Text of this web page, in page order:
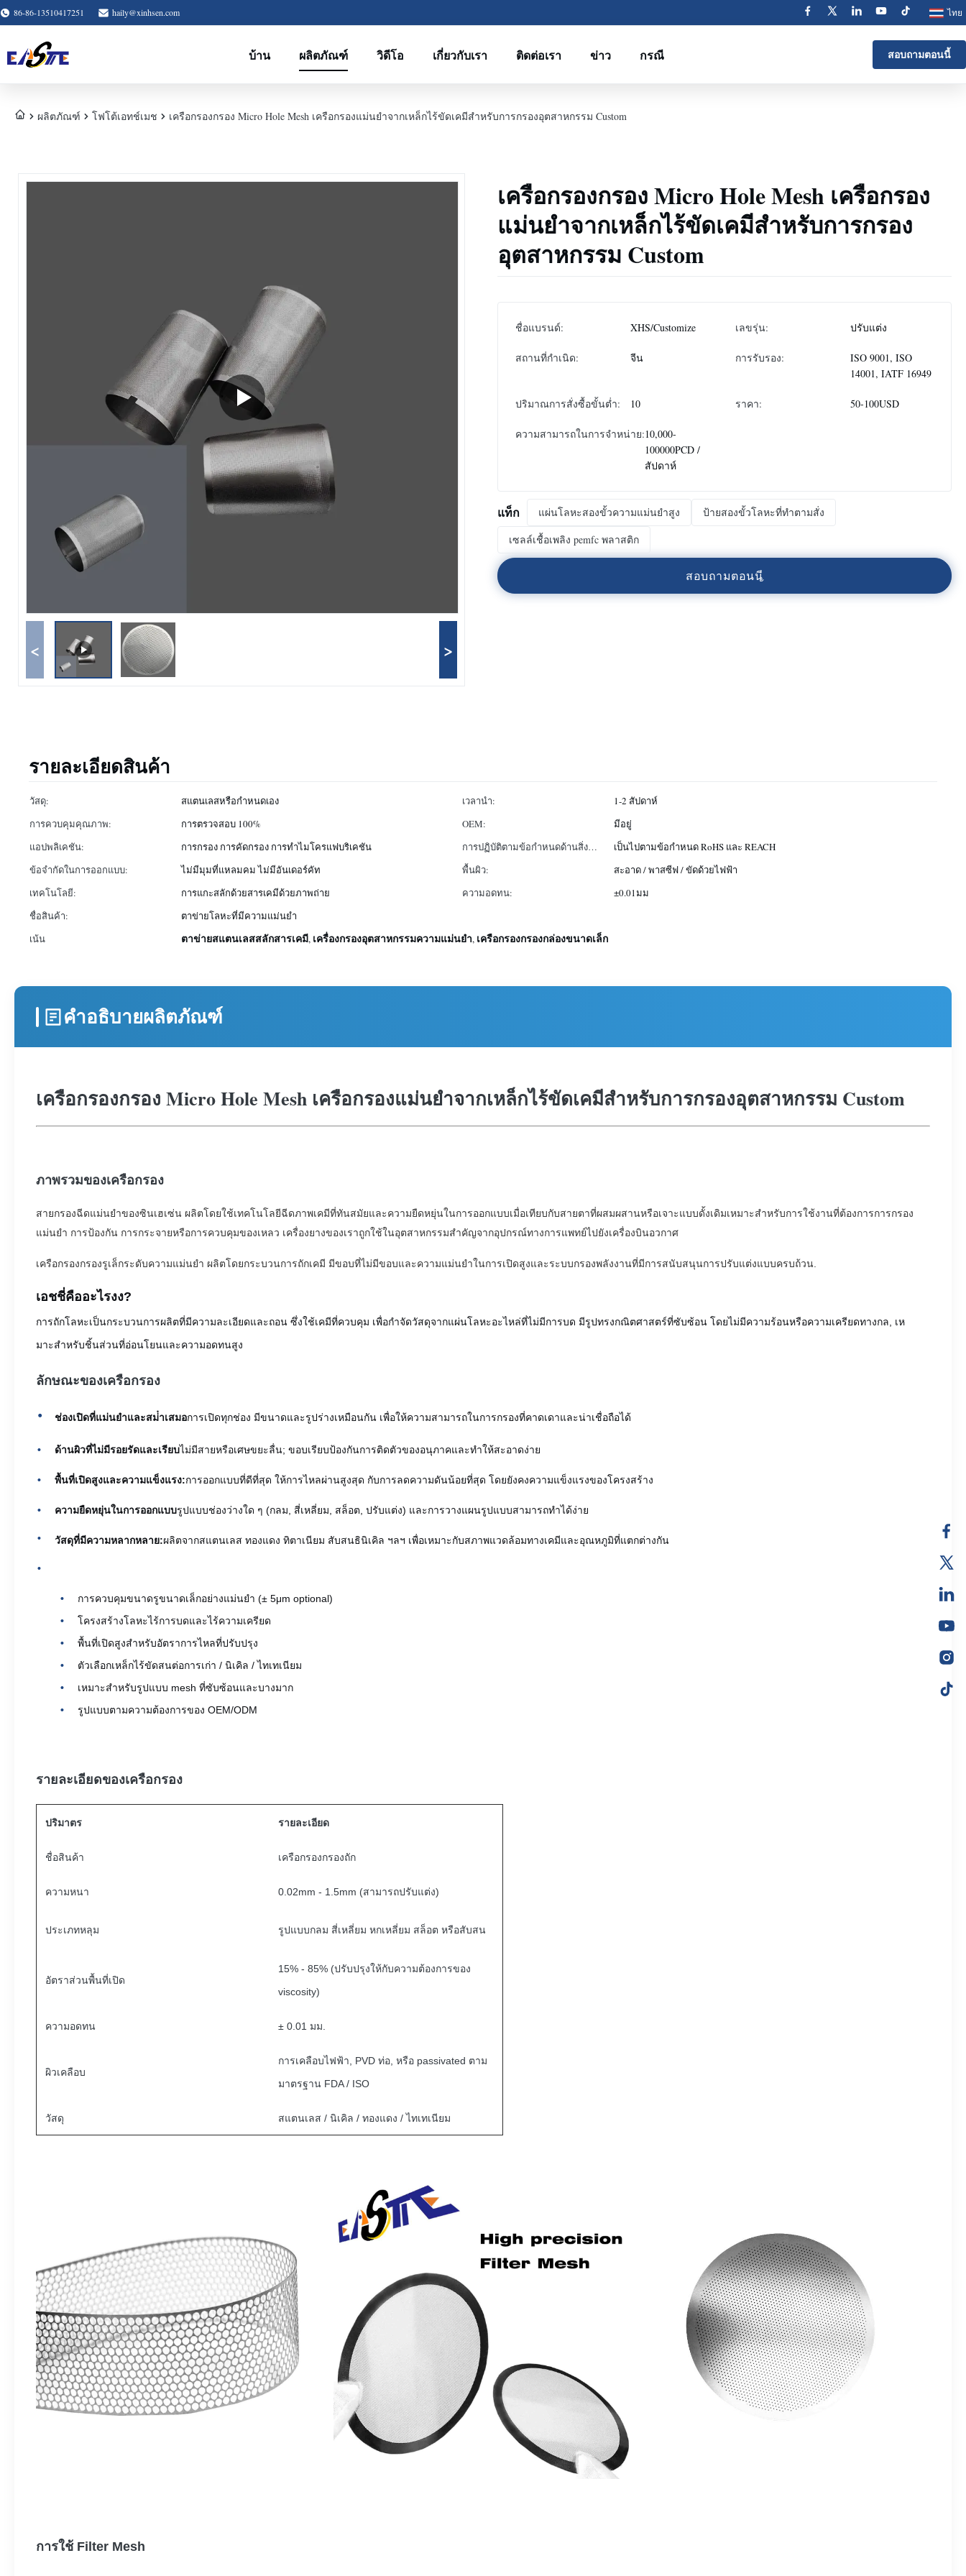
86-86-13510417251 haily@xinhsen.com ไทย
บ้าน ผลิตภัณฑ์ วิดีโอ เกี่ยวกับเรา ติดต่อเรา ข่าว กรณี สอบถามตอนนี้
ผลิตภัณฑ์ โฟโต้เอทช์เมช เครือกรองกรอง Micro Hole Mesh เครือกรองแม่นยําจากเหล็กไร้ขัดเคมีสําหรับการกรองอุตสาหกรรม Custom
< >
เครือกรองกรอง Micro Hole Mesh เครือกรอง
แม่นยําจากเหล็กไร้ขัดเคมีสําหรับการกรอง
อุตสาหกรรม Custom
ชื่อแบรนด์: XHS/Customize เลขรุ่น: ปรับแต่ง
สถานที่กำเนิด: จีน การรับรอง:
ISO 9001, ISO
14001, IATF 16949
ปริมาณการสั่งซื้อขั้นต่ำ: 10 ราคา: 50-100USD
ความสามารถในการจําหน่าย:10,000-
100000PCD /
สัปดาห์
แท็ก แผ่นโลหะสองขั้วความแม่นยําสูง
ป้ายสองขั้วโลหะที่ทําตามสั่ง
เซลล์เชื้อเพลิง pemfc พลาสติก
สอบถามตอนน
รายละเอียดสินค้า
วัสดุ: สแตนเลสหรือกำหนดเอง เวลานำ:
1-2 สัปดาห์
การควบคุมคุณภาพ:
การตรวจสอบ 100% OEM:
มีอยู่
แอปพลิเคชัน:
การกรอง การคัดกรอง การทำไมโครแฟบริเคชัน
การปฏิบัติตามข้อกำหนดด้านสิ่ง
แวดล้อม:
เป็นไปตามข้อกำหนด RoHS และ REACH
ข้อจำกัดในการออกแบบ:
ไม่มีมุมที่แหลมคม ไม่มีอันเดอร์คัท พื้นผิว:
สะอาด / พาสซีฟ / ขัดด้วยไฟฟ้า
เทคโนโลยี:
การแกะสลักด้วยสารเคมีด้วยภาพถ่าย ความอดทน:
±0.01มม
ชื่อสินค้า:
ตาข่ายโลหะที่มีความแม่นยำ
เน้น
ตาข่ายสแตนเลสสลักสารเคมี, เครื่องกรองอุตสาหกรรมความแม่นยํา, เครือกรองกรองกล่องขนาดเล็ก
คำอธิบายผลิตภัณฑ์
เครือกรองกรอง Micro Hole Mesh เครือกรองแม่นยําจากเหล็กไร้ขัดเคมีสําหรับการกรองอุตสาหกรรม Custom
ภาพรวมของเครือกรอง
สายกรองฉีดแม่นยําของซินเฮเซ่น ผลิตโดยใช้เทคโนโลยีฉีดภาพเคมีที่ทันสมัยและความยืดหยุ่นในการออกแบบเมื่อเทียบกับสายตาที่ผสมผสานหรือเจาะแบบดั้งเดิมเหมาะสําหรับการใช้งานที่ต้องการการกรอง
แม่นยํา การป้องกัน การกระจายหรือการควบคุมของเหลว เครื่องยางของเราถูกใช้ในอุตสาหกรรมสําคัญจากอุปกรณ์ทางการแพทย์ไปยังเครื่องบินอวกาศ
เครือกรองกรองรูเล็กระดับความแม่นยํา ผลิตโดยกระบวนการถักเคมี มีขอบที่ไม่มีขอบและความแม่นยําในการเปิดสูงและระบบกรองพลังงานที่มีการสนับสนุนการปรับแต่งแบบครบถ้วน.
เอชชี่คืออะไรงง?
การถักโลหะเป็นกระบวนการผลิตที่มีความละเอียดและถอน ซึ่งใช้เคมีที่ควบคุม เพื่อกําจัดวัสดุจากแผ่นโลหะอะไหล่ที่ไม่มีการบด มีรูปทรงกณิตศาสตร์ที่ซับซ้อน โดยไม่มีความร้อนหรือความเครียดทางกล, เห
มาะสําหรับชิ้นส่วนที่อ่อนโยนและความอดทนสูง
ลักษณะของเครือกรอง
ช่องเปิดที่แม่นยําและสม่ําเสมอการเปิดทุกช่อง มีขนาดและรูปร่างเหมือนกัน เพื่อให้ความสามารถในการกรองที่คาดเดาและน่าเชื่อถือได้
ด้านผิวที่ไม่มีรอยรัดและเรียบไม่มีสายหรือเศษขยะลื่น; ขอบเรียบป้องกันการติดตัวของอนุภาคและทําให้สะอาดง่าย
พื้นที่เปิดสูงและความแข็งแรง:การออกแบบที่ดีที่สุด ให้การไหลผ่านสูงสุด กับการลดความดันน้อยที่สุด โดยยังคงความแข็งแรงของโครงสร้าง
ความยืดหยุ่นในการออกแบบรูปแบบช่องว่างใด ๆ (กลม, สี่เหลี่ยม, สล็อต, ปรับแต่ง) และการวางแผนรูปแบบสามารถทําได้ง่าย
วัสดุที่มีความหลากหลาย:ผลิตจากสแตนเลส ทองแดง ทิตาเนียม สับสนธินิเคิล ฯลฯ เพื่อเหมาะกับสภาพแวดล้อมทางเคมีและอุณหภูมิที่แตกต่างกัน
การควบคุมขนาดรูขนาดเล็กอย่างแม่นยํา (± 5μm optional)
โครงสร้างโลหะไร้การบดและไร้ความเครียด
พื้นที่เปิดสูงสําหรับอัตราการไหลที่ปรับปรุง
ตัวเลือกเหล็กไร้ขัดสนต่อการเก่า / นิเคิล / ไทเทเนียม
เหมาะสําหรับรูปแบบ mesh ที่ซับซ้อนและบางมาก
รูปแบบตามความต้องการของ OEM/ODM
รายละเอียดของเครือกรอง
ปริมาตร รายละเอียด
ชื่อสินค้า เครือกรองกรองถัก
ความหนา 0.02mm - 1.5mm (สามารถปรับแต่ง)
ประเภทหลุม รูปแบบกลม สี่เหลี่ยม หกเหลี่ยม สล็อต หรือสับสน
อัตราส่วนพื้นที่เปิด
15% - 85% (ปรับปรุงให้กับความต้องการของ
viscosity)
ความอดทน ± 0.01 มม.
ผิวเคลือบ
การเคลือบไฟฟ้า, PVD ท่อ, หรือ passivated ตาม
มาตรฐาน FDA / ISO
วัสดุ สแตนเลส / นิเคิล / ทองแดง / ไทเทเนียม
การใช้ Filter Mesh